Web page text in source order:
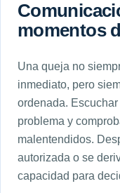
momentos
Una queja no
inmediato, pero
ordenada.
problema y
malentendidos.
autorizada o se
capacidad para